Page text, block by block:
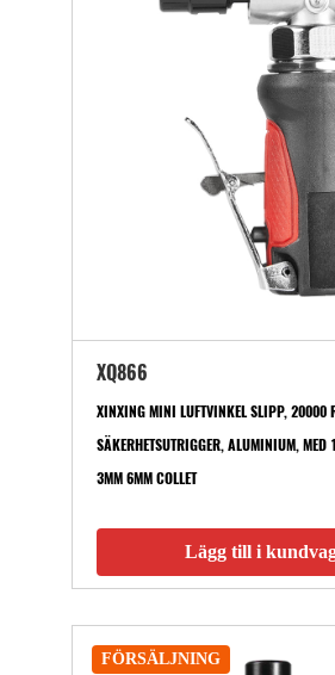
XQ866
XINXING MINI LUFTVINKEL SLIPP, 20000
SÄKERHETSUTRIGGER, ALUMINIUM,
3MM 6MM COLLET
Lägg till i
FÖRSÄLJNING